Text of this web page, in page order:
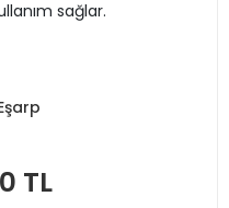
sağlar.
TL